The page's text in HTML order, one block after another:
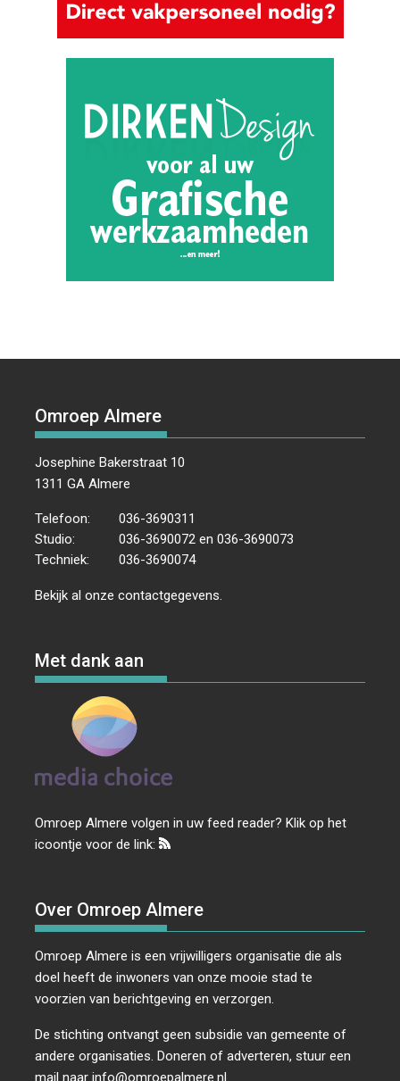
Omroep Almere
Josephine Bakerstraat 10
1311 GA Almere
Telefoon:
036-3690311
Studio:
036-3690072 en 036-3690073
Techniek:
036-3690074
Bekijk al onzecontactgegevens
Met dank aan
Omroep Almere volgen in uw feed reader? Klik op het
icoontje voor de link:
Over Omroep Almere
Omroep Almere is een vrijwilligers organisatie die als
doel heeft de inwoners van onze mooie stad te
voorzien van berichtgeving en verzorgen.
De stichting ontvangt geen subsidie van gemeente of
andere organisaties. Doneren of adverteren, stuur een
mail naarinfo@omroepalmere.nl